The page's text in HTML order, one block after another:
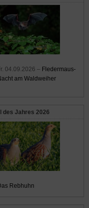
04.09.2026 – Fledermaus-
am Waldweiher
des Jahres 2026
Rebhuhn